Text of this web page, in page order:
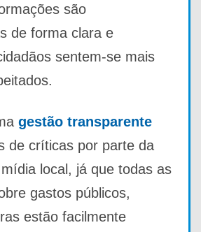
são
de forma clara e
sentem-se mais
gestão transparente
de críticas por parte da
local, já que todas as
gastos públicos,
estão facilmente